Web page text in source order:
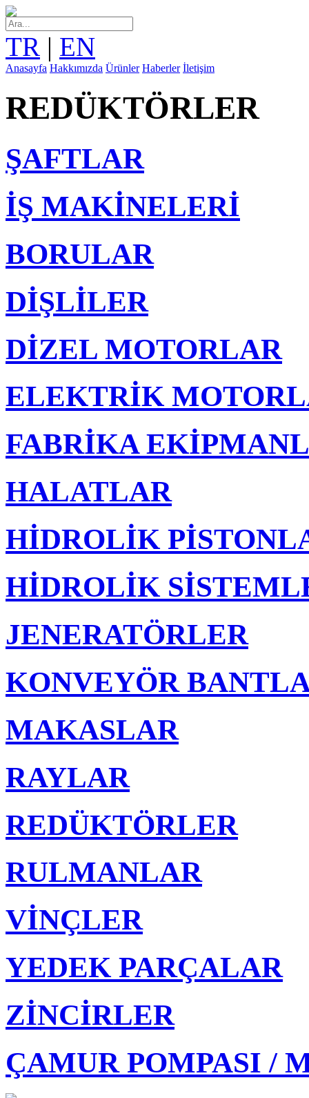
TR | EN
Anasayfa Hakkımızda Ürünler Haberler İletişim
REDÜKTÖRLER
ŞAFTLAR
İŞ MAKİNELERİ
BORULAR
DİŞLİLER
DİZEL MOTORLAR
ELEKTRİK
FABRİKA
HALATLAR
HİDROLİK
HİDROLİK
JENERATÖRLER
KONVEYÖR
MAKASLAR
RAYLAR
REDÜKTÖRLER
RULMANLAR
VİNÇLER
YEDEK PARÇALAR
ZİNCİRLER
ÇAMUR POMPASI /